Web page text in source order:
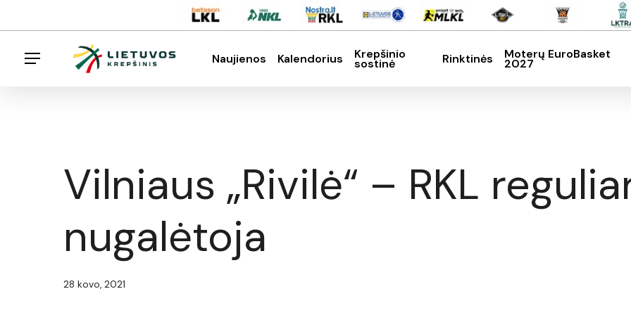
to
Menu
Naujienos Kalendorius Krepšinio
sostinė Rinktinės Moterų EuroBasket
2027
Vilniaus „Rivilė“ – RKL
nugalėtoja
28 kovo, 2021